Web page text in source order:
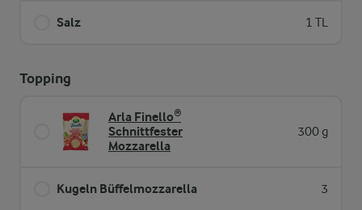
Salz 1 TL
Topping
Arla Finello®
Schnittfester
Mozzarella
300 g
Kugeln Büffelmozzarella 3